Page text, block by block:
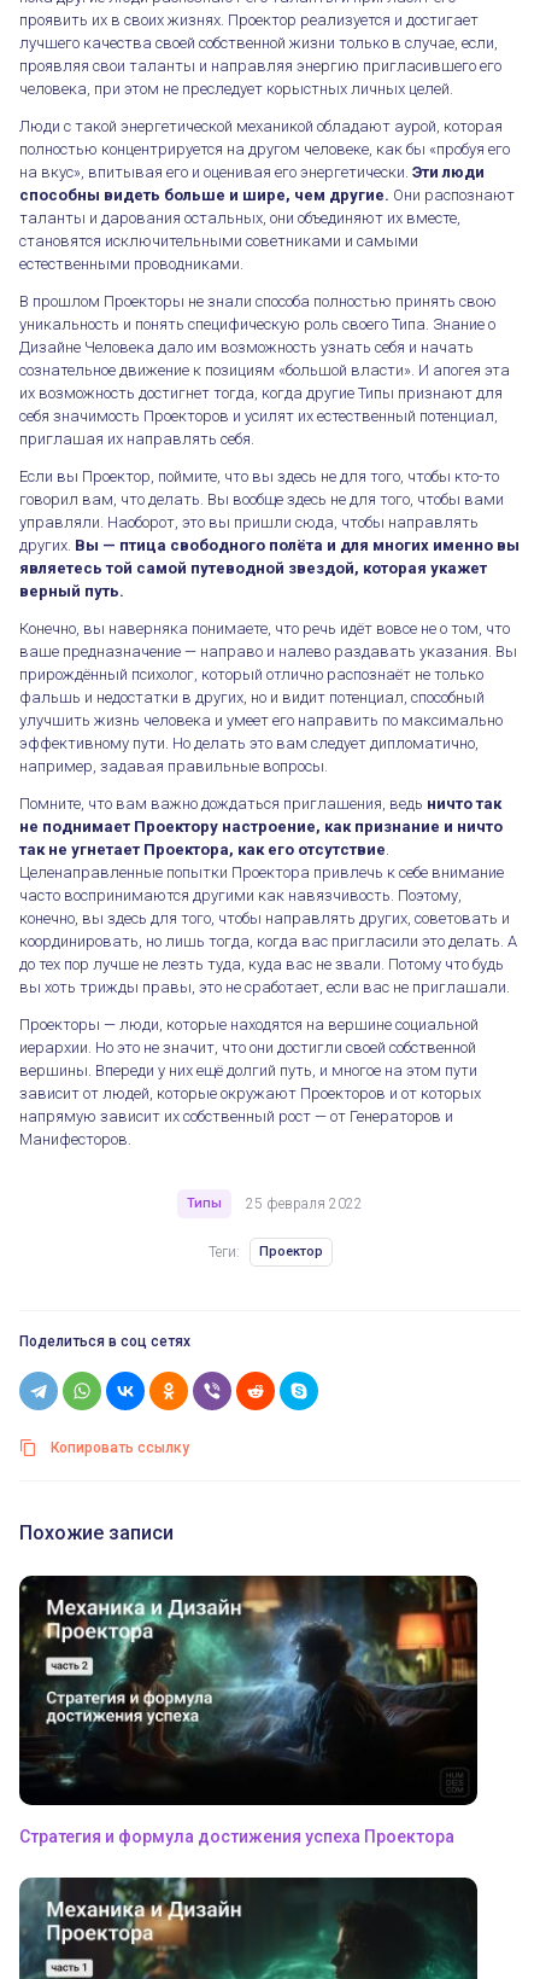
Проекторы — вершина социальной иерархии
проявить их в своих жизнях. Проектор реализуется и достигает
лучшего качества своей собственной жизни только в случае, если,
проявляя свои таланты и направляя энергию пригласившего его
человека, при этом не преследует корыстных личных целей.
Люди с такой энергетической механикой обладают аурой, которая
полностью концентрируется на другом человеке, как бы «пробуя его
на вкус», впитывая его и оценивая его энергетически. Эти люди
способны видеть больше и шире, чем другие. Они распознают
таланты и дарования остальных, они объединяют их вместе,
становятся исключительными советниками и самыми
естественными проводниками.
В прошлом Проекторы не знали способа полностью принять свою
уникальность и понять специфическую роль своего Типа. Знание о
Дизайне Человека дало им возможность узнать себя и начать
сознательное движение к позициям «большой власти». И апогея эта
их возможность достигнет тогда, когда другие Типы признают для
себя значимость Проекторов и усилят их естественный потенциал,
приглашая их направлять себя.
Если вы Проектор, поймите, что вы здесь не для того, чтобы кто-то
говорил вам, что делать. Вы вообще здесь не для того, чтобы вами
управляли. Наоборот, это вы пришли сюда, чтобы направлять
других. Вы — птица свободного полёта и для многих именно вы
являетесь той самой путеводной звездой, которая укажет
верный путь.
Конечно, вы наверняка понимаете, что речь идёт вовсе не о том, что
ваше предназначение — направо и налево раздавать указания. Вы
прирождённый психолог, который отлично распознаёт не только
фальшь и недостатки в других, но и видит потенциал, способный
улучшить жизнь человека и умеет его направить по максимально
эффективному пути. Но делать это вам следует дипломатично,
например, задавая правильные вопросы.
Помните, что вам важно дождаться приглашения, ведь ничто так
не поднимает Проектору настроение, как признание и ничто
так не угнетает Проектора, как его отсутствие
Целенаправленные попытки Проектора привлечь к себе внимание
часто воспринимаются другими как навязчивость. Поэтому,
конечно, вы здесь для того, чтобы направлять других, советовать и
координировать, но лишь тогда, когда вас пригласили это делать. А
до тех пор лучше не лезть туда, куда вас не звали. Потому что будь
вы хоть трижды правы, это не сработает, если вас не приглашали.
Проекторы — люди, которые находятся на вершине социальной
иерархии. Но это не значит, что они достигли своей собственной
вершины. Впереди у них ещё долгий путь, и многое на этом пути
зависит от людей, которые окружают Проекторов и от которых
напрямую зависит их собственный рост — от Генераторов и
Манифесторов.
Типы 25 февраля 2022
Теги: Проектор
Поделиться в соц сетях
Копировать ссылку
Похожие записи
Стратегия и формула достижения успеха Проектора